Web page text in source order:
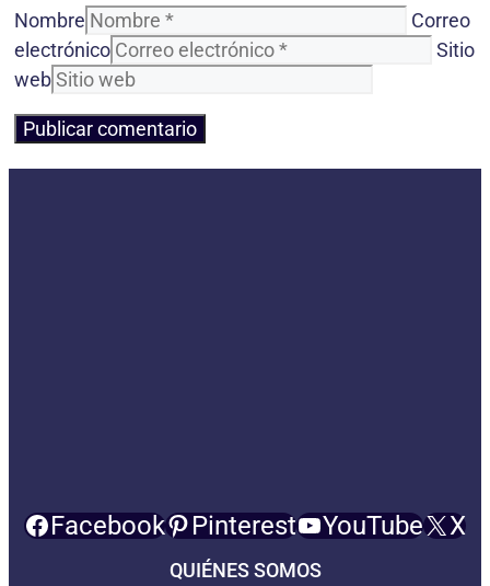
Nombre
Correo
electrónico
Sitio
web
Facebook Pinterest YouTube X
QUIÉNES SOMOS